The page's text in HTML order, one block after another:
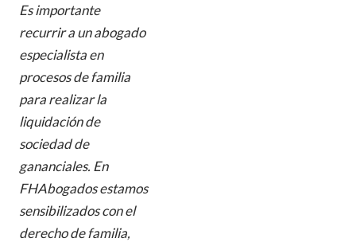
Es importante
recurrir a un abogado
especialista en
procesos de familia
para realizar la
liquidación de
sociedad de
gananciales. En
FHAbogados estamos
sensibilizados con el
derecho de familia,